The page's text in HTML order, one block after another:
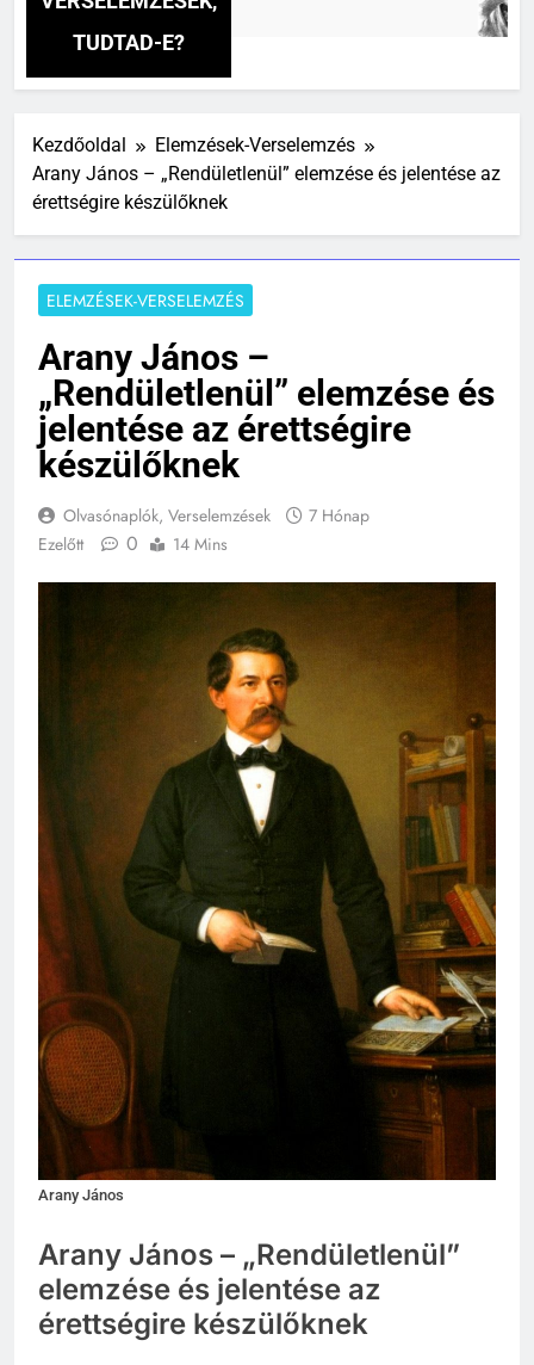
TUDTAD-E?
Kezdőoldal
Elemzések-Verselemzés
Arany János – „Rendületlenül” elemzése és jelentése az
érettségire készülőknek
ELEMZÉSEK-VERSELEMZÉS
Arany János –
„Rendületlenül” elemzése és
jelentése az érettségire
készülőknek
Olvasónaplók, Verselemzések
7 Hónap
Ezelőtt
0 14 Mins
Arany János
Arany János – „Rendületlenül”
elemzése és jelentése az
érettségire készülőknek